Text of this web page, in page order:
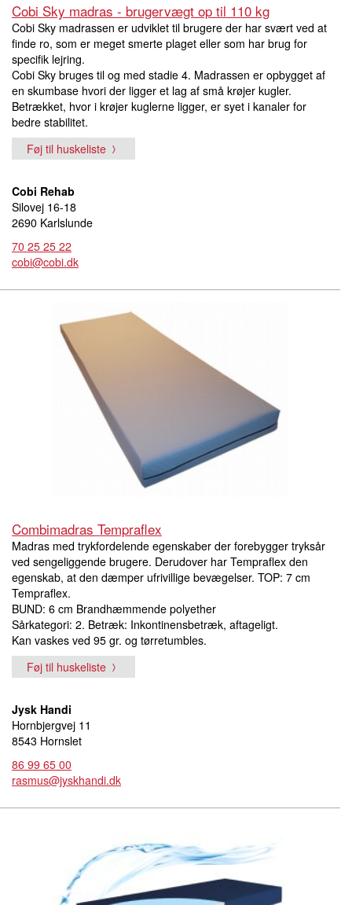
Cobi Sky madras - brugervægt op til 110 kg
Cobi Sky madrassen er udviklet til brugere der har svært ved at
finde ro, som er meget smerte plaget eller som har brug for
specifik lejring.
Cobi Sky bruges til og med stadie 4. Madrassen er opbygget af
en skumbase hvori der ligger et lag af små krøjer kugler.
Betrækket, hvor i krøjer kuglerne ligger, er syet i kanaler for
bedre stabilitet.
Føj til huskeliste
Cobi Rehab
Silovej 16-18
2690 Karlslunde
70 25 25 22
cobi@cobi.dk
Combimadras Tempraflex
Madras med trykfordelende egenskaber der forebygger tryksår
ved sengeliggende brugere. Derudover har Tempraflex den
egenskab, at den dæmper ufrivillige bevægelser. TOP: 7 cm
Tempraflex.
BUND: 6 cm Brandhæmmende polyether
Sårkategori: 2. Betræk: Inkontinensbetræk, aftageligt.
Kan vaskes ved 95 gr. og tørretumbles.
Føj til huskeliste
Jysk Handi
Hornbjergvej 11
8543 Hornslet
86 99 65 00
rasmus@jyskhandi.dk